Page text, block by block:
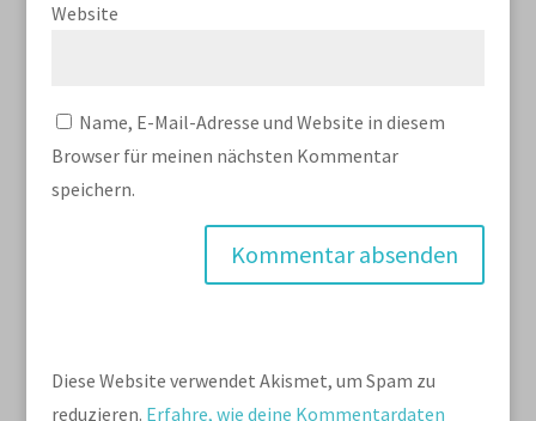
Website
Name, E-Mail-Adresse und Website in diesem
Browser für meinen nächsten Kommentar
speichern.
Diese Website verwendet Akismet, um Spam zu
reduzieren. Erfahre, wie deine Kommentardaten